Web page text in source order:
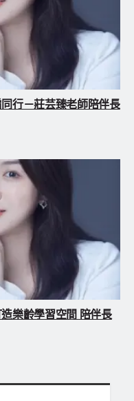
行－莊芸臻老師陪伴長
樂齡學習空間 陪伴長